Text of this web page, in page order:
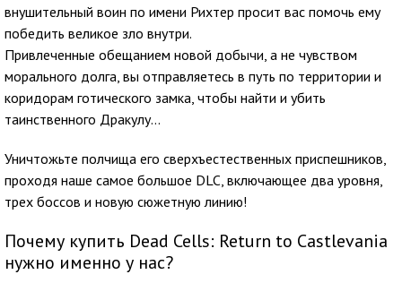
внушительный воин по имени Рихтер просит вас помочь ему
победить великое зло внутри.
Привлеченные обещанием новой добычи, а не чувством
морального долга, вы отправляетесь в путь по территории и
коридорам готического замка, чтобы найти и убить
таинственного Дракулу...
Уничтожьте полчища его сверхъестественных приспешников,
проходя наше самое большое DLC, включающее два уровня,
трех боссов и новую сюжетную линию!
Почему купить Dead Cells: Return to Castlevania
нужно именно у нас?